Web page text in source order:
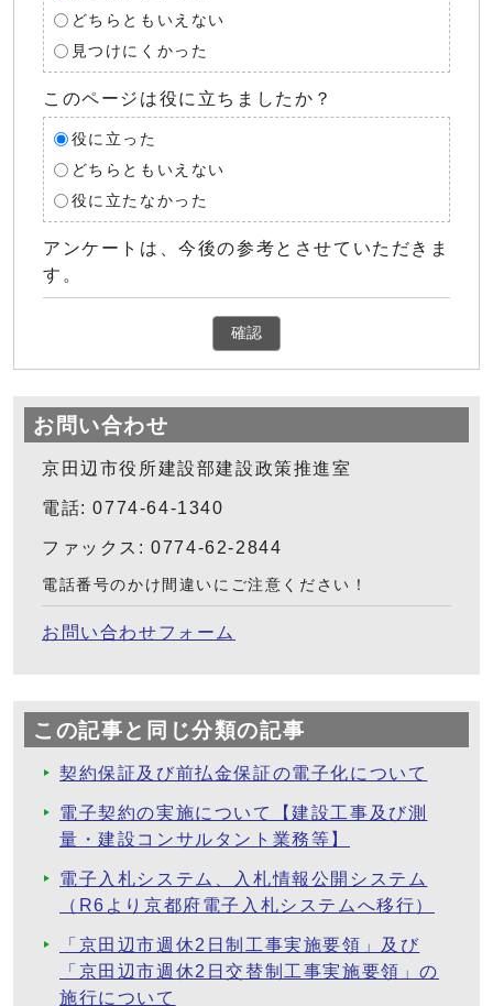
どちらともいえない
見つけにくかった
このページは役に立ちましたか？
役に立った
どちらともいえない
役に立たなかった
アンケートは、今後の参考とさせていただきま
す。
確認
お問い合わせ
京田辺市役所建設部建設政策推進室
電話: 0774-64-1340
ファックス: 0774-62-2844
電話番号のかけ間違いにご注意ください！
お問い合わせフォーム
この記事と同じ分類の記事
契約保証及び前払金保証の電子化について
電子契約の実施について【建設工事及び測
量・建設コンサルタント業務等】
電子入札システム、入札情報公開システム
（R6より京都府電子入札システムへ移行）
「京田辺市週休2日制工事実施要領」及び
「京田辺市週休2日交替制工事実施要領」の
施行について